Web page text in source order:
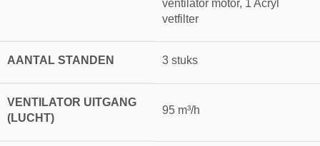
ventilator motor, 1 Acryl
vetfilter
AANTAL STANDEN 3 stuks
VENTILATOR UITGANG
(LUCHT)
95 m³/h